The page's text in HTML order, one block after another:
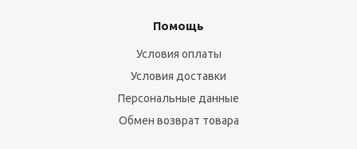
Помощь
Условия оплаты
Условия доставки
Персональные данные
Обмен возврат товара